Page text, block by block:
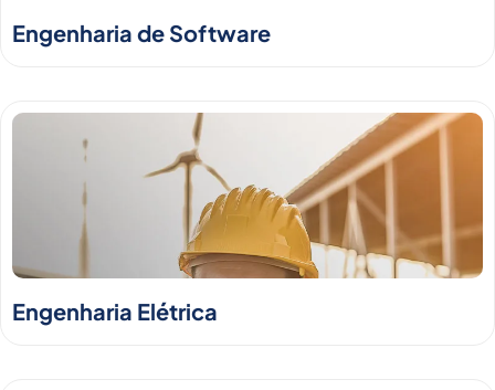
Engenharia de Software
Engenharia Elétrica